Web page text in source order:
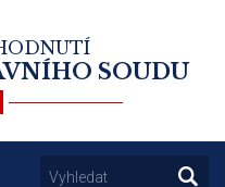
SOUDU